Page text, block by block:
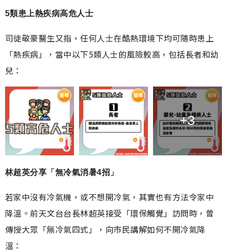
5類患上熱疾病高危人士
司徒敬豪醫生又指，任何人士在酷熱環境下均可隨時患上
「熱疾病」，當中以下5類人士的風險較高，包括長者和幼
兒：
+3
林超英分享「無冷氣消暑4招」
若家中沒有冷氣機，或不想開冷氣，其實也有方法令家中
降溫。前天文台台長林超英接受「環保觸覺」訪問時，曾
傳授大眾「無冷氣四式」，向市民講解如何不開冷氣降
溫：